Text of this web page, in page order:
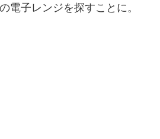
の電子レンジを探すことに。